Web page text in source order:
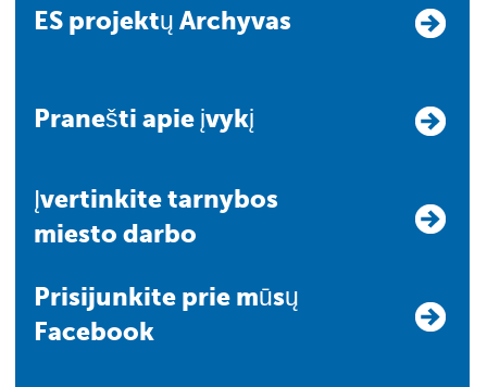
ES projektų Archyvas
Pranešti apie įvykį
Įvertinkite tarnybos
miesto darbo
Prisijunkite prie mūsų
Facebook